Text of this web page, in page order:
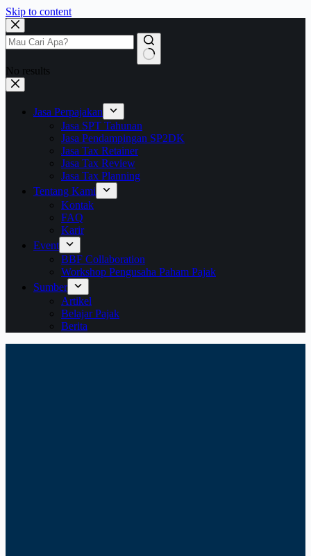
Skip to content
No results
Jasa Perpajakan
Jasa SPT Tahunan
Jasa Pendampingan SP2DK
Jasa Tax Retainer
Jasa Tax Review
Jasa Tax Planning
Tentang Kami
Kontak
FAQ
Karir
Event
BBF Collaboration
Workshop Pengusaha Paham Pajak
Sumber
Artikel
Belajar Pajak
Berita